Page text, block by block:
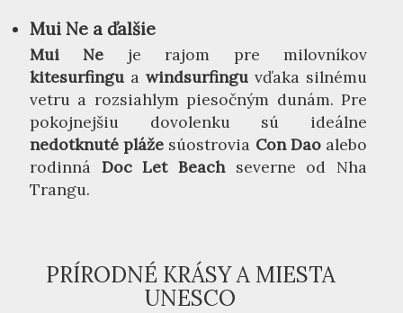
Mui Ne a ďalšie
Mui Ne je rajom pre milovníkov
kitesurfingu a windsurfingu vďaka silnému
vetru a rozsiahlym piesočným dunám. Pre
pokojnejšiu dovolenku sú ideálne
nedotknuté pláže súostrovia Con Daoalebo
rodinná Doc Let Beachseverne od Nha
Trangu.
PRÍRODNÉ KRÁSY A MIESTA
UNESCO